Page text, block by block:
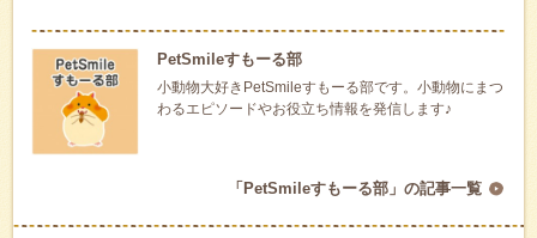
PetSmileすもーる部
小動物大好きPetSmileすもーる部です。小動物にまつ
わるエピソードやお役立ち情報を発信します♪
「PetSmileすもーる部」の記事一覧